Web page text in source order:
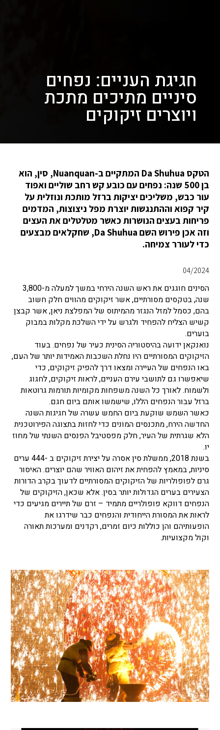
חגיגת העניים: נפחים
סיניים מתיכים מתכת
ויוצרים זיקוקים
הטקס Da Shuhua המתקיים ב-Nuanquan, סין, הוא
בן 500 שנה: נפחים עם כובע קש רחב שוליים ואפוד
עור כבש, משליכים יציקות ברזל מותכת ונוזלית על
קיר קפוא וההתנגשות יוצרת מפל ניצוצות, המדמים
פריחות בעצים הנושרות כאשר מטלטלים את העצים
וזה אכן פירוש השם Da Shuhua, שחקלאים מבצעים
כדי לעורר צמיחה.
04/2024
הסינים חוגגים את ראש השנה הירחי במשך למעלה מ-3,800
שנה, בטקסים מסורתיים, אשר זיקוקים מהווים חלק חשוב
בהם, כסמל למזל הנגזר מהמיתוס של המפלצת ניאן, אשר קבצן
קשיש הצליח להפחיד ולגרש על ידי השלכת מקלות במבוק
בוערים.
נואנקאן ידועה בהיסטוריה הסינית כעיר של נפחים. בעוד
הזיקוקים המסורתיים היו נחלת השכבות האמידות יותר של העם,
באו הנפחים של העיירה ומצאו דרך להפיק זיקוקים, כדי
שיאפשרו גם לתושבי עירם העניים, לראות זיקוקים, לחגוג
ולשמוח. לאורך כל השנה משפחות מקומיות תורמות גרוטאות
ברזל עבור הנפחים הללו, שישמשו אותם ביום חגם.
כאשר השמש שוקעת ביום החמש עשרה של חגיגות השנה
החדשה הירח, מתכנסים המונים כדי לחזות בתצוגה הפירוטכנית
הלא שגרתית של העיר, חלק מפסטיבל הפנסים השנתי של מחוז
יו.
בשנת 2018, ממשלת סין אסרה על יצירת זיקוקים ב -444 ערים
סיניות, במאמץ להפחית את זיהום האוויר שהם יוצרים. האיסור
גרם לפופולריות של הזיקוקים המסורתיים לדעוך בקרב הדורות
הצעירים בערים הגדולות יותר בסין. אלא שכאן, הזיקוקים של
הנפחים דווקא פופולריים מתמיד – זרם של תיירים מגיעים כדי
לראות את המסורת הייחודית והנפחים כבר שידרגו את
הופעותיהם והן כוללות כיום זמרים, רקדנים ומערכות תאורה
וקול מקצועיות.